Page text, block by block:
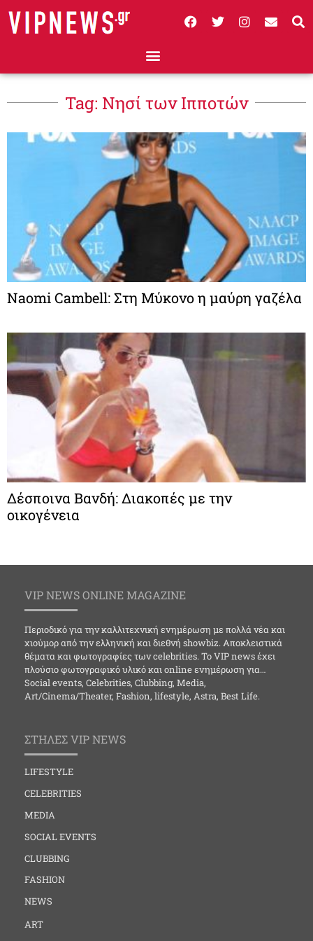
Tag: Νησί των Ιπποτών
Naomi Cambell: Στη Μύκονο η μαύρη γαζέλα
Δέσποινα Βανδή: Διακοπές με την
οικογένεια
VIP NEWS ONLINE MAGAZINE
Περιοδικό για την καλλιτεχνική ενημέρωση με πολλά νέα και
χιούμορ από την ελληνική και διεθνή showbiz. Αποκλειστικά
θέματα και φωτογραφίες των celebrities. Το VIP news έχει
πλούσιο φωτογραφικό υλικό και online ενημέρωση για…
Social events, Celebrities, Clubbing, Media,
Art/Cinema/Theater, Fashion, lifestyle, Astra, Best Life.
ΣΤΗΛΕΣ VIP NEWS
LIFESTYLE
CELEBRITIES
MEDIA
SOCIAL EVENTS
CLUBBING
FASHION
NEWS
ART